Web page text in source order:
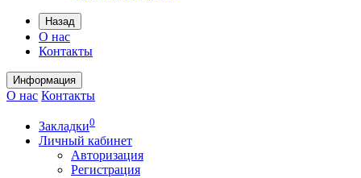
Назад
О нас
Контакты
Информация
О нас Контакты
Закладки0
Личный кабинет
Авторизация
Регистрация